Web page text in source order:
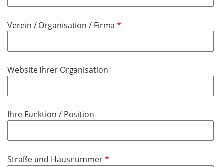
d
t
e
d
Verein / Organisation / Firma P
t
e
d
Website Ihrer Organisation
Ihre Funktion / Position
Straße und HausnummerP